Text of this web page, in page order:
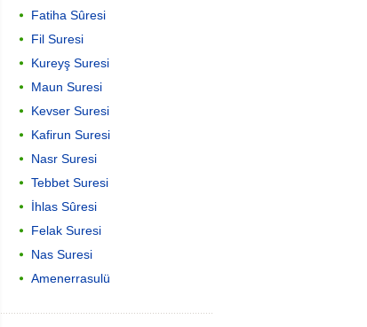
Fatiha Sûresi
Fil Suresi
Kureyş Suresi
Maun Suresi
Kevser Suresi
Kafirun Suresi
Nasr Suresi
Tebbet Suresi
İhlas Sûresi
Felak Suresi
Nas Suresi
Amenerrasulü